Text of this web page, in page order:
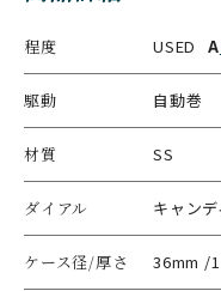
程度 USED A
駆動 自動巻
材質 SS
ダイアル キャン
ケース径/厚さ 36mm /